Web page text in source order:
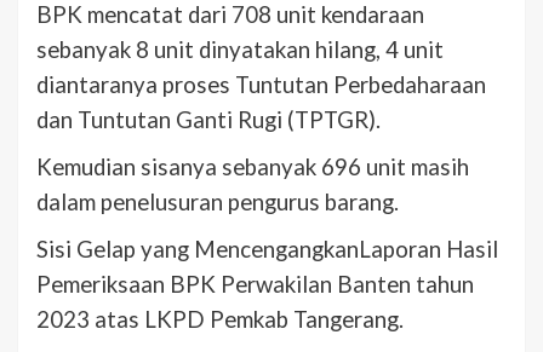
BPK mencatat dari 708 unit kendaraan
sebanyak 8 unit dinyatakan hilang, 4 unit
diantaranya proses Tuntutan Perbedaharaan
dan Tuntutan Ganti Rugi (TPTGR).
Kemudian sisanya sebanyak 696 unit masih
dalam penelusuran pengurus barang.
Sisi Gelap yang MencengangkanLaporan Hasil
Pemeriksaan BPK Perwakilan Banten tahun
2023 atas LKPD Pemkab Tangerang.